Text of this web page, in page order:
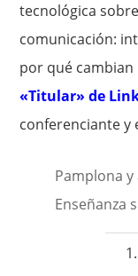
tecnológica
comunicación:
por qué cambian
«Titular» de
conferenciante y
Pamplona
Enseñanza